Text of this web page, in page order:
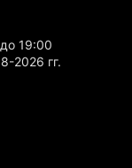
19:00
2026 гг.